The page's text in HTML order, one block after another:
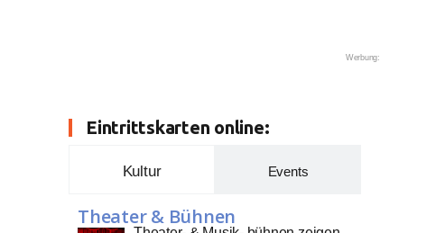
Werbung:
Eintrittskarten online:
Kultur Events
Theater & Bühnen